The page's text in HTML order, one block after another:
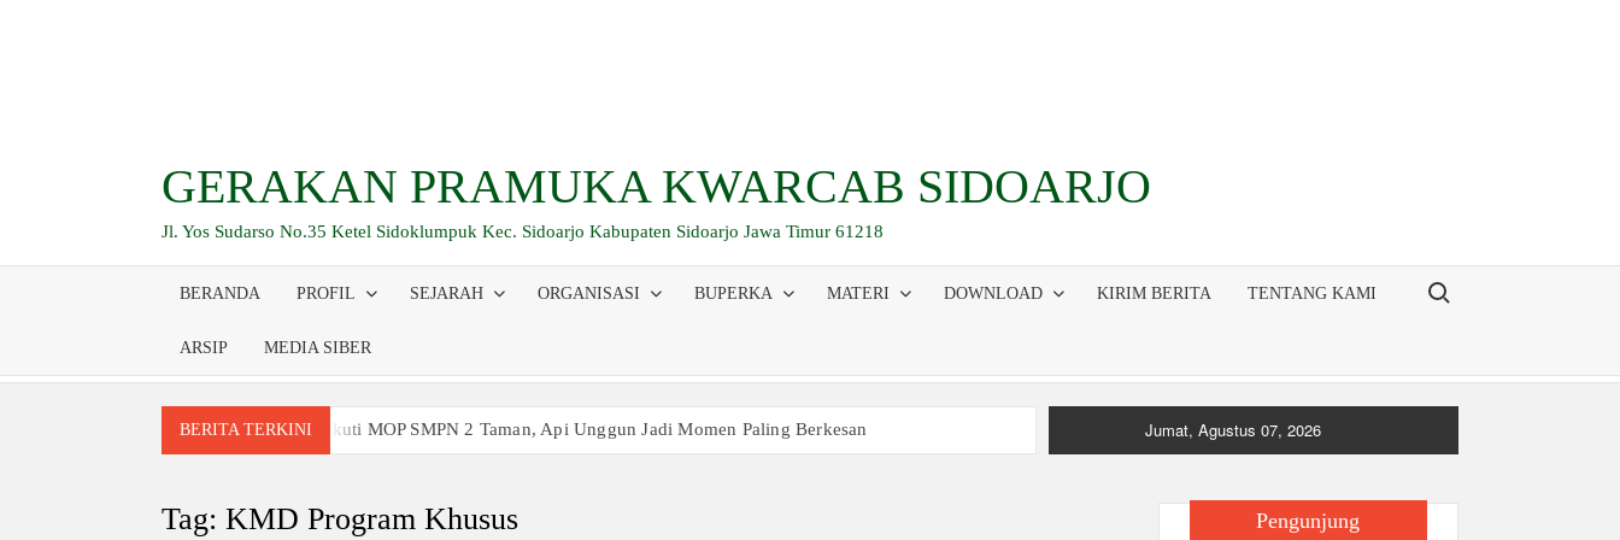
GERAKAN PRAMUKA KWARCAB SIDOARJO
Jl. Yos Sudarso No.35 Ketel Sidoklumpuk Kec. Sidoarjo Kabupaten Sidoarjo Jawa Timur 61218
BERANDA PROFIL SEJARAH ORGANISASI BUPERKA MATERI DOWNLOAD KIRIM BERITA TENTANG KAMI
ARSIP MEDIA SIBER
Search for:
BERITA TERKINI
Siswa Baru Antusias Ikuti MOP SMPN 2 Taman, Api Unggun Jadi Momen Paling Berkesan
Relevansi Pemikiran Baden-Powell dalam Pembinaan Kepemimpinan, Kerja Sama Tim, dan Pendidikan
Jumat, Agustus 07, 2026
Tag:KMD Program Khusus Pengunjung